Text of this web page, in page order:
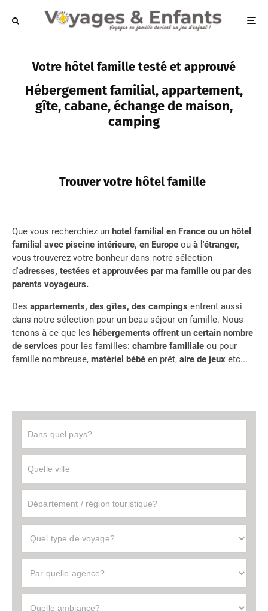
Votre hôtel famille testé et approuvé
Hébergement familial, appartement,
gîte, cabane, échange de maison,
camping
Trouver votre hôtel famille
Que vous recherchiez un hotel familial en France ou un hôtel
familial avec piscine intérieure, en Europe ou à l'étranger,
vous trouverez votre bonheur dans notre sélection
d'adresses, testées et approuvées par ma famille ou par des
parents voyageurs.
Des appartements, des gîtes, des campings entrent aussi
dans notre sélection pour un beau séjour en famille. Nous
tenons à ce que les hébergements offrent un certain nombre
de services pour les familles: chambre familiale ou pour
famille nombreuse, matériel bébé en prêt, aire de jeux etc...
Type
Agence